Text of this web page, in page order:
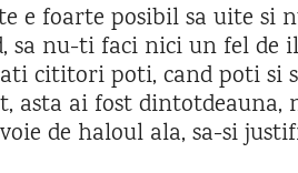
e foarte posibil sa uite si
nu-ti faci nici un fel de
cititori poti, cand poti si
asta ai fost dintotdeauna,
de haloul ala, sa-si